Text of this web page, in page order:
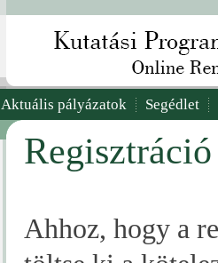
Aktuális pályázatok Segédlet
Regisztráció
Ahhoz, hogy a